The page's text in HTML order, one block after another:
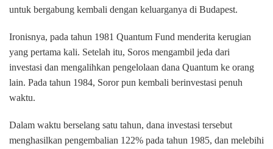
untuk bergabung kembali dengan keluarganya di Budapest.
Ironisnya, pada tahun 1981 Quantum Fund menderita kerugian
yang pertama kali. Setelah itu, Soros mengambil jeda dari
investasi dan mengalihkan pengelolaan dana Quantum ke orang
lain. Pada tahun 1984, Soror pun kembali berinvestasi penuh
waktu.
Dalam waktu berselang satu tahun, dana investasi tersebut
menghasilkan pengembalian 122% pada tahun 1985, dan melebihi